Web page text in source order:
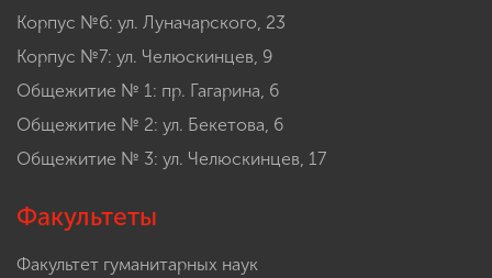
Корпус №6: ул. Луначарского, 23
Корпус №7: ул. Челюскинцев, 9
Общежитие № 1: пр. Гагарина, 6
Общежитие № 2: ул. Бекетова, 6
Общежитие № 3: ул. Челюскинцев, 17
Факультеты
Факультет гуманитарных наук